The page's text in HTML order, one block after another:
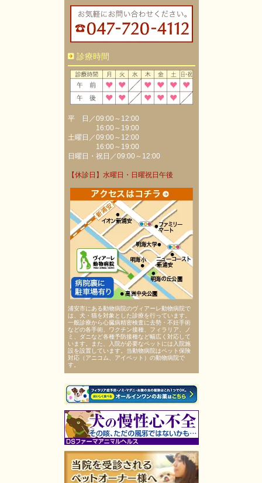
診療時間
平 日／09:00～12:00
16:00～19:00
土曜日／09:00～12:00
16:00～19:00
日曜日・祝日／09:00～12:00
【休診日】水曜日・日曜祝日午後
浦安市にある動物病院のヴィアーレ動物病院で
は、犬・猫を対象とした診療を行っています。
一般診療から心臓病精密検査に去勢・不妊手術
などの各手術、ワクチン接種、フィラリア、ノ
ミ、ダニなど各種予防接種など幅広く対応して
います。また、入院が必要なペットには入院施
設を設置しています。当動物病院はペット保険
対応（アニコム、アイペット）の動物病院で
す。